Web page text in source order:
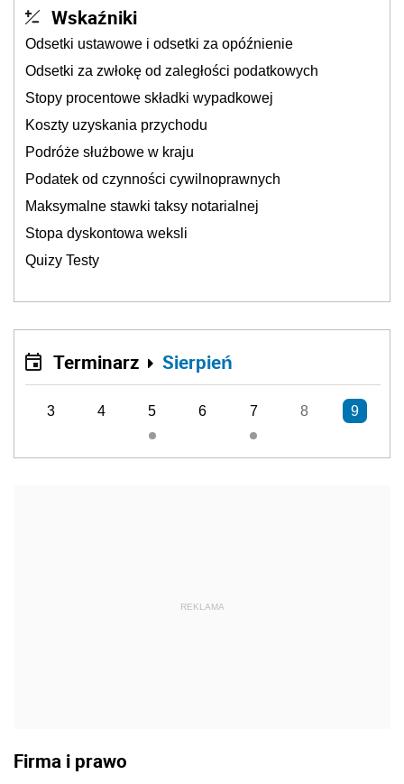
Wskaźniki
Odsetki ustawowe i odsetki za opóźnienie
Odsetki za zwłokę od zaległości podatkowych
Stopy procentowe składki wypadkowej
Koszty uzyskania przychodu
Podróże służbowe w kraju
Podatek od czynności cywilnoprawnych
Maksymalne stawki taksy notarialnej
Stopa dyskontowa weksli
Quizy Testy
Terminarz Sierpień
3 4 5 6 7 8 9
REKLAMA
Firma i prawo